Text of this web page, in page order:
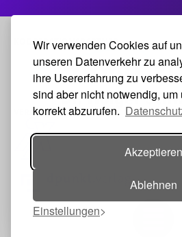
Wir verwenden Cookies auf
unseren Datenverkehr zu
ihre Usererfahrung zu
sind aber nicht notwendig, um
korrekt abzurufen.
Akzeptieren
Ablehnen
Einstellungen
KOOPERATIONSPARTNER:
VERANSTALTER: